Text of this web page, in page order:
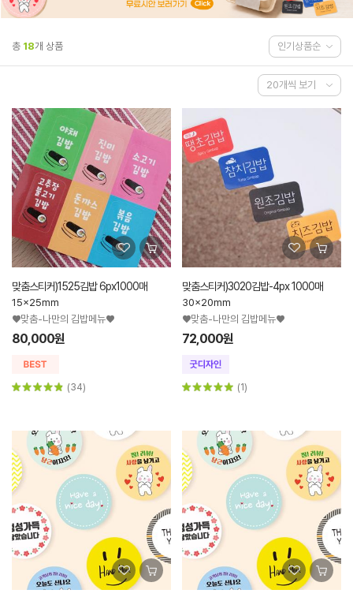
총 18개 상품
맞춤스티커)1525김밥 6px1000매
15x25mm
♥맞춤-나만의 김밥메뉴♥
80,000원
(34)
맞춤스티커)3020김밥-4px 1000매
30x20mm
♥맞춤-나만의 김밥메뉴♥
72,000원
(1)